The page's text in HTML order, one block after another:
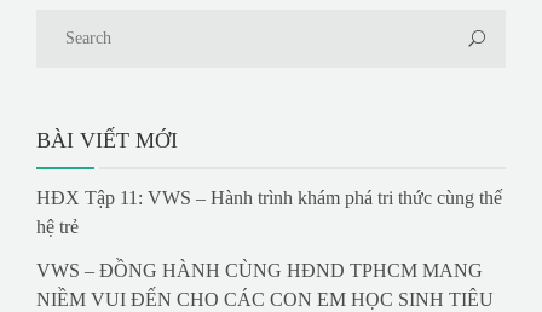
BÀI VIẾT MỚI
HĐX Tập 11: VWS – Hành trình khám phá tri thức cùng thế
hệ trẻ
VWS – ĐỒNG HÀNH CÙNG HĐND TPHCM MANG
NIỀM VUI ĐẾN CHO CÁC CON EM HỌC SINH TIÊU